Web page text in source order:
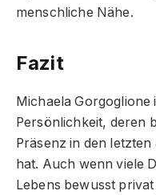
menschliche Nähe.
Fazit
Michaela Gorgoglione
Persönlichkeit, deren
Präsenz in den
hat. Auch wenn viele
Lebens bewusst